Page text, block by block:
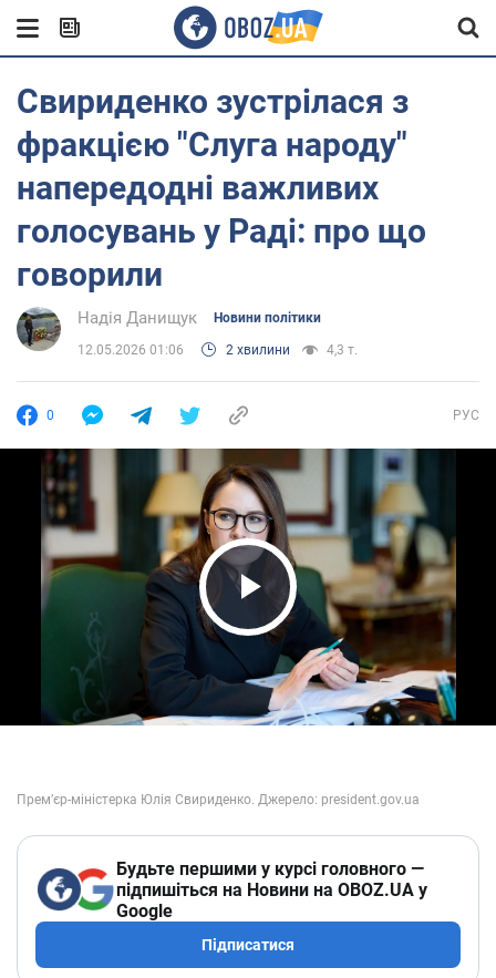
Свириденко зустрілася з
фракцією "Слуга народу"
напередодні важливих
голосувань у Раді: про що
говорили
Надія Данищук Новини політики
12.05.2026 01:06 2 хвилини 4,3 т.
0 РУС
Play Video
Будьте першими у курсі головного —
підпишіться на Новини на OBOZ.UA у
Google
Підписатися